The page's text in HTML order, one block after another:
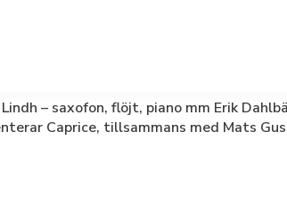
– saxofon, flöjt, piano mm Erik
Caprice, tillsammans med Mats